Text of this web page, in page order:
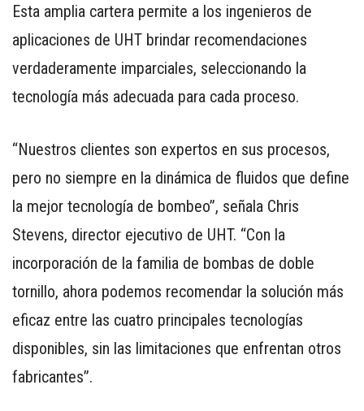
Esta amplia cartera permite a los ingenieros de
aplicaciones de UHT brindar recomendaciones
verdaderamente imparciales, seleccionando la
tecnología más adecuada para cada proceso.
“Nuestros clientes son expertos en sus procesos,
pero no siempre en la dinámica de fluidos que define
la mejor tecnología de bombeo”, señala Chris
Stevens, director ejecutivo de UHT. “Con la
incorporación de la familia de bombas de doble
tornillo, ahora podemos recomendar la solución más
eficaz entre las cuatro principales tecnologías
disponibles, sin las limitaciones que enfrentan otros
fabricantes”.